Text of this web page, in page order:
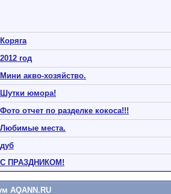
Коряга
2012 год
Мини акво-хозяйство.
Шутки юмора!
Фото отчет по разделке кокоса!!!
Любимые места.
дуб
С ПРАЗДНИКОМ!
AQANN.RU